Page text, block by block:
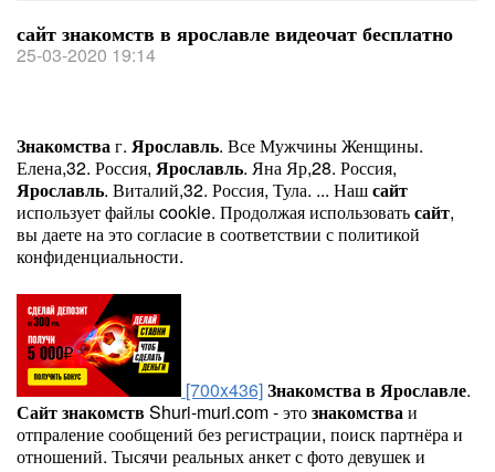
сайт знакомств в ярославле видеочат бесплатно
25-03-2020 19:14
Знакомстваг. Ярославль. Все Мужчины Женщины.
Елена,32. Россия, Ярославль. Яна Яр,28. Россия,
Ярославль. Виталий,32. Россия, Тула. ... Нашсайт
использует файлы cookie. Продолжая использоватьсайт,
вы даете на это согласие в соответствии с политикой
конфиденциальности.
[700x436]ЗнакомствавЯрославле.
СайтзнакомствShuri-muri.com - этознакомстваи
отпраление сообщений без регистрации, поиск партнёра и
отношений. Тысячи реальных анкет с фото девушек и